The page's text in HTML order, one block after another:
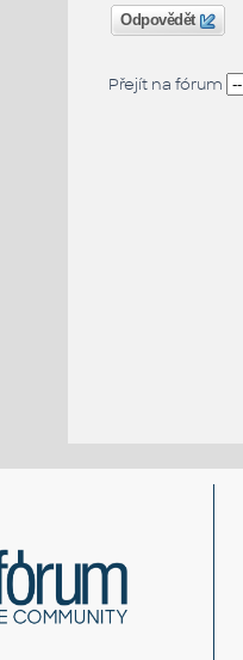
Odpovědět
Přejít na fórum